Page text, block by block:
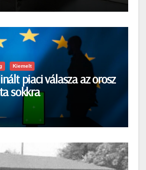
Kiemelt
piaci válasza az orosz
sokkra